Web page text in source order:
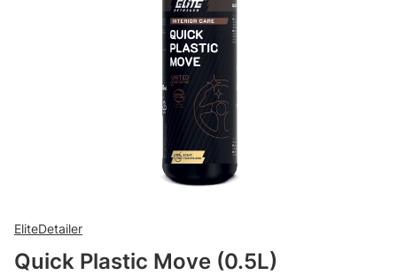
EliteDetailer
Quick Plastic Move (0.5L)